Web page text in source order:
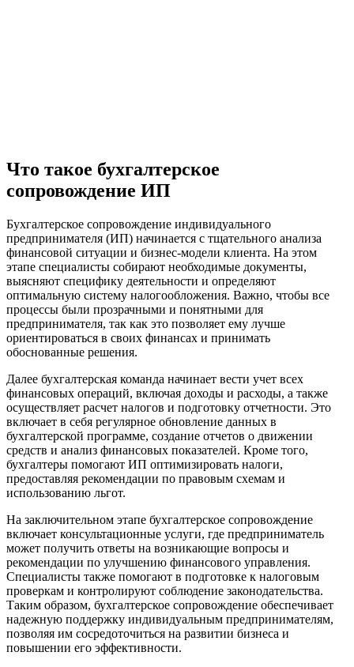
Что такое бухгалтерское
сопровождение ИП
Бухгалтерское сопровождение индивидуального
предпринимателя (ИП) начинается с тщательного анализа
финансовой ситуации и бизнес-модели клиента. На этом
этапе специалисты собирают необходимые документы,
выясняют специфику деятельности и определяют
оптимальную систему налогообложения. Важно, чтобы все
процессы были прозрачными и понятными для
предпринимателя, так как это позволяет ему лучше
ориентироваться в своих финансах и принимать
обоснованные решения.
Далее бухгалтерская команда начинает вести учет всех
финансовых операций, включая доходы и расходы, а также
осуществляет расчет налогов и подготовку отчетности. Это
включает в себя регулярное обновление данных в
бухгалтерской программе, создание отчетов о движении
средств и анализ финансовых показателей. Кроме того,
бухгалтеры помогают ИП оптимизировать налоги,
предоставляя рекомендации по правовым схемам и
использованию льгот.
На заключительном этапе бухгалтерское сопровождение
включает консультационные услуги, где предприниматель
может получить ответы на возникающие вопросы и
рекомендации по улучшению финансового управления.
Специалисты также помогают в подготовке к налоговым
проверкам и контролируют соблюдение законодательства.
Таким образом, бухгалтерское сопровождение обеспечивает
надежную поддержку индивидуальным предпринимателям,
позволяя им сосредоточиться на развитии бизнеса и
повышении его эффективности.